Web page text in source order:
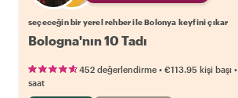
seçeceğin bir yerel rehber ile Bolonya keyfini çıkar
Bologna'nın 10 Tadı
452 değerlendirme • €113.95 kişi başı •
saat